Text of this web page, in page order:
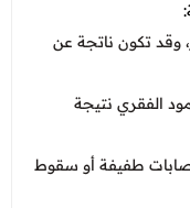
تكون ناتجة عن
الفقري نتيجة
طفيفة أو سقوط